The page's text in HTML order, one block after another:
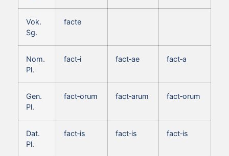
Vok.
Sg.
facte
Nom.
Pl.
fact‑i fact‑ae fact‑a
Gen.
Pl.
fact‑orum fact‑arum fact‑orum
Dat.
Pl.
fact‑is fact‑is fact‑is